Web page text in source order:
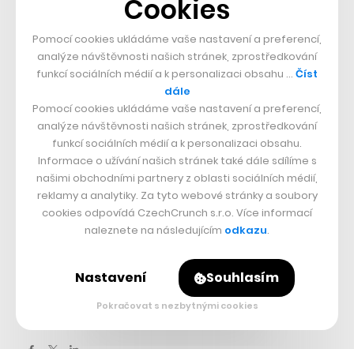
prvních recenzí filmu Duna: Část druhá je nadšená
Více článků, které by vás neměly tento týden minout,
najdete v newsletteru Weekly. Přihlásit se k jeho odběru
nebo si ho celý prohlédnoutmůžete zde.
Nepřehlédněte:
Sdílet článek
Cookies
Pomocí cookies ukládáme vaše nastavení a preferencí,
analýze návštěvnosti našich stránek, zprostředkování
funkcí sociálních médií a k personalizaci obsahu … Číst
dále
Pomocí cookies ukládáme vaše nastavení a preferencí,
analýze návštěvnosti našich stránek, zprostředkování
funkcí sociálních médií a k personalizaci obsahu.
Informace o užívání našich stránek také dále sdílíme s
našimi obchodními partnery z oblasti sociálních médií,
reklamy a analytiky. Za tyto webové stránky a soubory
cookies odpovídá CzechCrunch s.r.o. Více informací
naleznete na následujícím odkazu.
Nastavení Souhlasím
Pokračovat s nezbytnými cookies